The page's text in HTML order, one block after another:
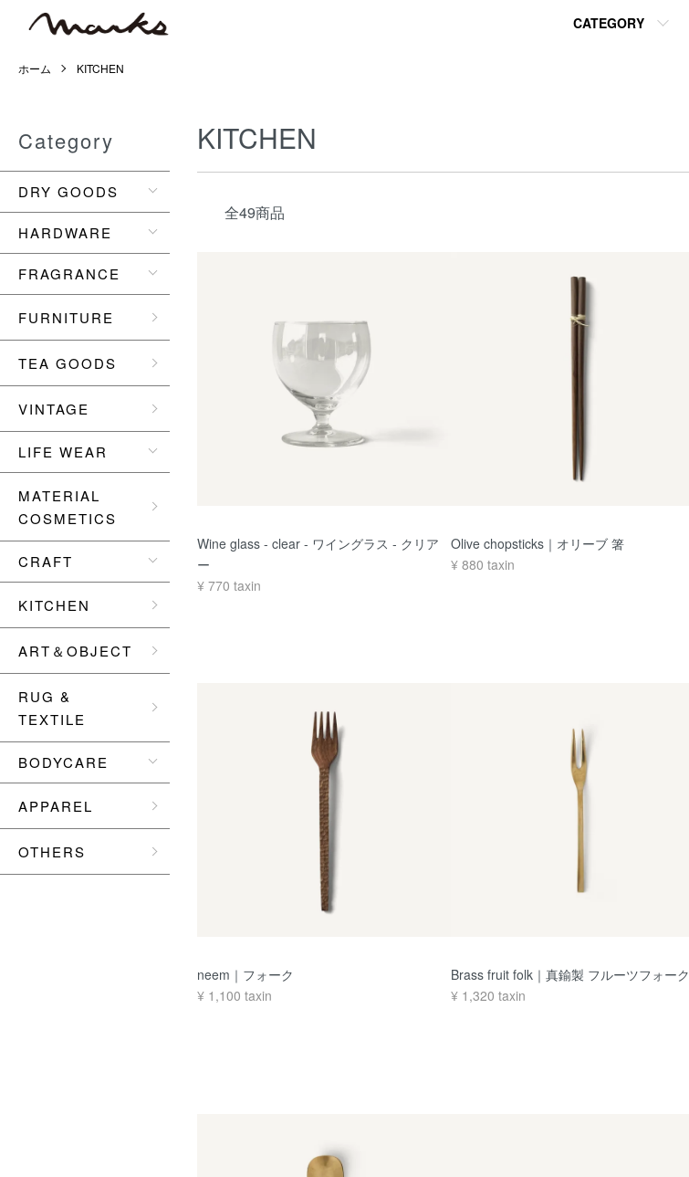
CATEGORY
ホーム KITCHEN
KITCHEN
全49商品
Wine glass - clear - ワイングラス - クリア
ー
¥770 taxin
Olive chopsticks｜オリーブ 箸
¥880 taxin
neem｜フォーク
¥ 1,100 taxin
Brass fruit folk｜真鍮製 フルーツフォーク
¥ 1,320 taxin
Category
DRY GOODS
HARDWARE
FRAGRANCE
FURNITURE
TEA GOODS
VINTAGE
LIFE WEAR
MATERIAL
COSMETICS
CRAFT
KITCHEN
ART＆OBJECT
RUG &
TEXTILE
BODYCARE
APPAREL
OTHERS